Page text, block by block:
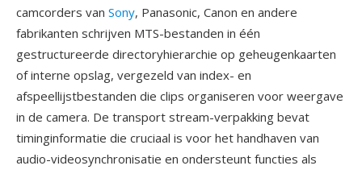
camcorders van Sony, Panasonic, Canon en andere
fabrikanten schrijven MTS-bestanden in één
gestructureerde directoryhierarchie op geheugenkaarten
of interne opslag, vergezeld van index- en
afspeellijstbestanden die clips organiseren voor weergave
in de camera. De transport stream-verpakking bevat
timinginformatie die cruciaal is voor het handhaven van
audio-videosynchronisatie en ondersteunt functies als